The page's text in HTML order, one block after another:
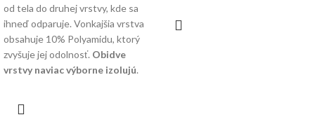
od tela do druhej vrstvy, kde sa
ihneď odparuje. Vonkajšia vrstva
obsahuje 10% Polyamidu, ktorý
zvyšuje jej odolnosť. Obidve
vrstvy naviac výborne izolujú.